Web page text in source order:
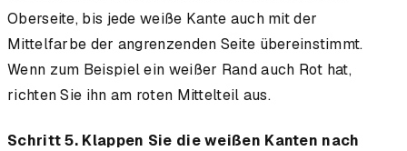
Oberseite, bis jede weiße Kante auch mit der
Mittelfarbe der angrenzenden Seite übereinstimmt.
Wenn zum Beispiel ein weißer Rand auch Rot hat,
richten Sie ihn am roten Mittelteil aus.
Schritt 5. Klappen Sie die weißen Kanten nach